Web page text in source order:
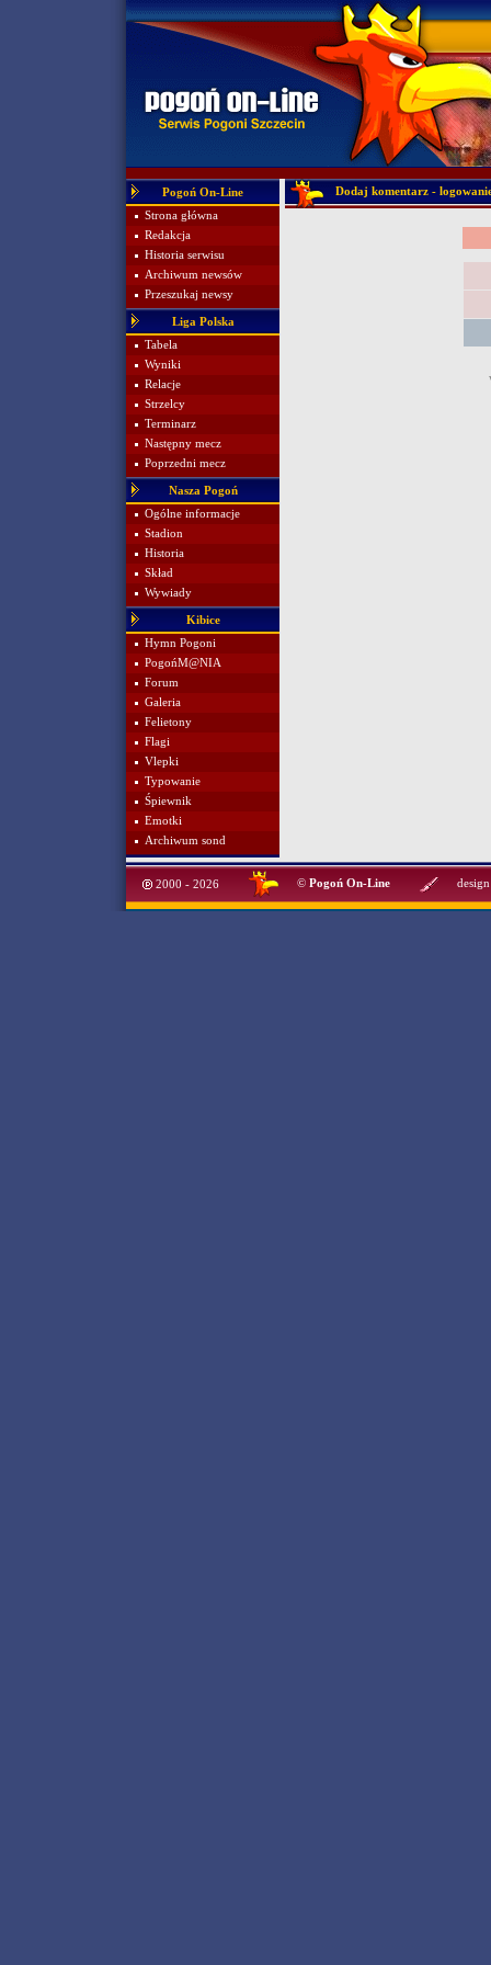
Pogoń On-Line
Strona główna
Redakcja
Historia serwisu
Archiwum newsów
Przeszukaj newsy
Liga Polska
Tabela
Wyniki
Relacje
Strzelcy
Terminarz
Następny mecz
Poprzedni mecz
Nasza Pogoń
Ogólne informacje
Stadion
Historia
Skład
Wywiady
Kibice
Hymn Pogoni
PogońM@NIA
Forum
Galeria
Felietony
Flagi
Vlepki
Typowanie
Śpiewnik
Emotki
Archiwum sond
Dodaj komentarz -
2000 - 2026 © Pogoń On-Line